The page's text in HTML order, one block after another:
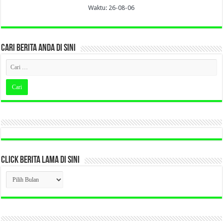
Waktu: 26-08-06
CARI BERITA ANDA DI SINI
CLICK BERITA LAMA DI SINI
CLICK
BERITA
LAMA
DI